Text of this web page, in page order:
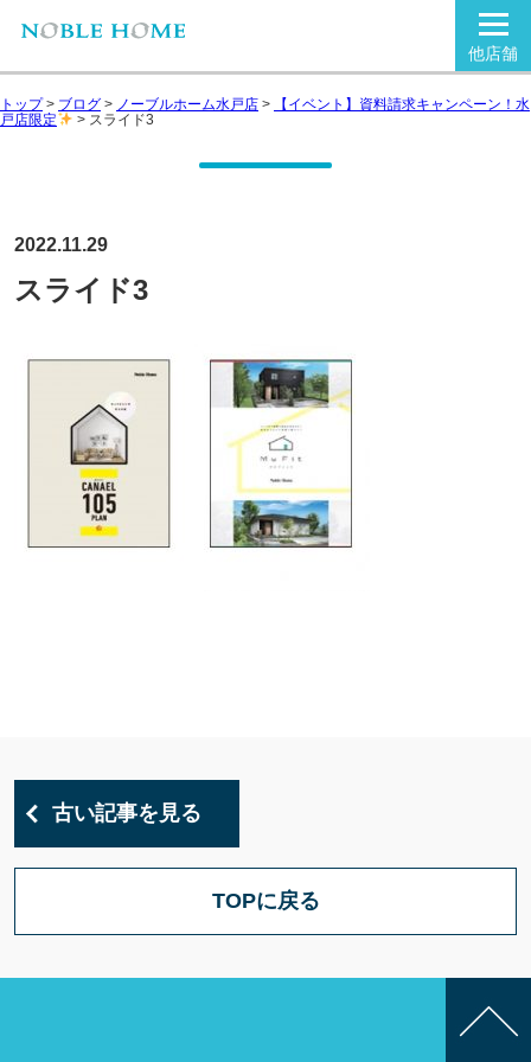
他店舗
トップ> ブログ > ノーブルホーム水戸店 >
【イベント】資料請求キャンペーン！水
戸店限定
> スライド3
2022.11.29
スライド3
古い記事を見る
TOPに戻る